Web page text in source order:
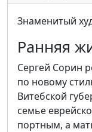
Знаменитый
Ранняя
Сергей Сорин
по новому
Витебской
семье
портным, а